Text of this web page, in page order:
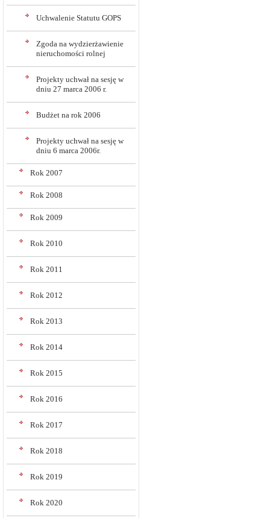
Uchwalenie Statutu GOPS
Zgoda na wydzierżawienie
nieruchomości rolnej
Projekty uchwał na sesję w
dniu 27 marca 2006 r.
Budżet na rok 2006
Projekty uchwał na sesję w
dniu 6 marca 2006r.
Rok 2007
Rok 2008
Rok 2009
Rok 2010
Rok 2011
Rok 2012
Rok 2013
Rok 2014
Rok 2015
Rok 2016
Rok 2017
Rok 2018
Rok 2019
Rok 2020